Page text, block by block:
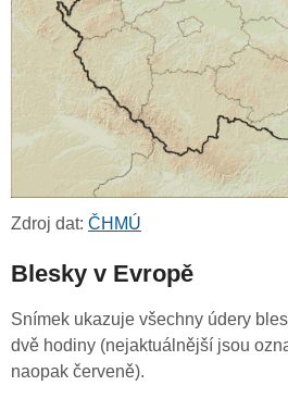
Zdroj dat: ČHMÚ
Blesky v Evropě
Snímek ukazuje všechny údery
dvě hodiny (nejaktuálnější jsou
naopak červeně).